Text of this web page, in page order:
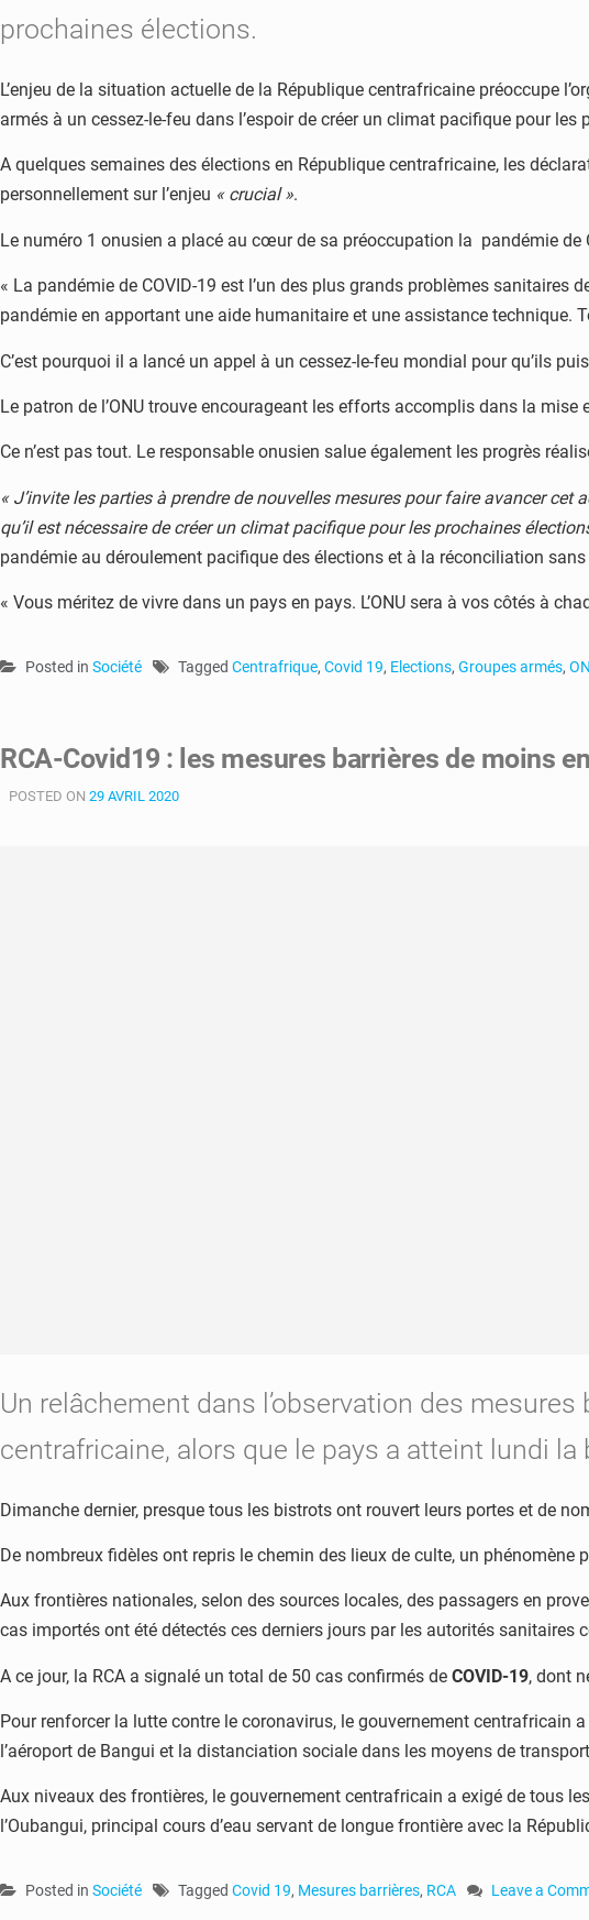
prochaines élections.
L’enjeu de la situation actuelle de la République centrafricaine préoccupe
armés à un cessez-le-feu dans l’espoir de créer un climat pacifique pour
A quelques semaines des élections en République centrafricaine, les
personnellement sur l’enjeu « crucial ».
Le numéro 1 onusien a placé au cœur de sa préoccupation la pandémie de
« La pandémie de COVID-19 est l’un des plus grands problèmes
pandémie en apportant une aide humanitaire et une assistance technique.
C’est pourquoi il a lancé un appel à un cessez-le-feu mondial pour qu’ils
Le patron de l’ONU trouve encourageant les efforts accomplis dans la
Ce n’est pas tout. Le responsable onusien salue également les progrès
« J’invite les parties à prendre de nouvelles mesures pour faire avancer cet
qu’il est nécessaire de créer un climat pacifique pour les prochaines
pandémie au déroulement pacifique des élections et à la réconciliation
« Vous méritez de vivre dans un pays en pays. L’ONU sera à vos côtés à
Posted in Société Tagged Centrafrique, Covid 19, Elections, Groupes armés,
RCA-Covid19 : les mesures barrières de moins
POSTED ON 29 AVRIL 2020
Un relâchement dans l’observation des
centrafricaine, alors que le pays a atteint lundi
Dimanche dernier, presque tous les bistrots ont rouvert leurs portes et de
De nombreux fidèles ont repris le chemin des lieux de culte, un
Aux frontières nationales, selon des sources locales, des passagers en
cas importés ont été détectés ces derniers jours par les autorités sanitaires
A ce jour, la RCA a signalé un total de 50 cas confirmés de COVID-19, dont
Pour renforcer la lutte contre le coronavirus, le gouvernement centrafricain
l’aéroport de Bangui et la distanciation sociale dans les moyens de
Aux niveaux des frontières, le gouvernement centrafricain a exigé de tous
l’Oubangui, principal cours d’eau servant de longue frontière avec la
Posted in Société Tagged Covid 19, Mesures barrières, RCA
Leave a